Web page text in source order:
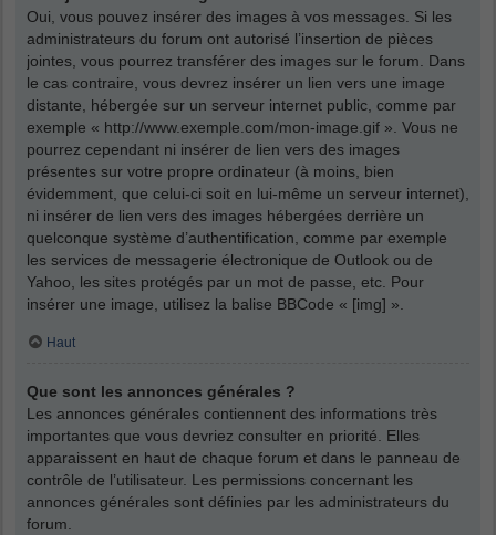
Oui, vous pouvez insérer des images à vos messages. Si les
administrateurs du forum ont autorisé l’insertion de pièces
jointes, vous pourrez transférer des images sur le forum. Dans
le cas contraire, vous devrez insérer un lien vers une image
distante, hébergée sur un serveur internet public, comme par
exemple « http://www.exemple.com/mon-image.gif ». Vous ne
pourrez cependant ni insérer de lien vers des images
présentes sur votre propre ordinateur (à moins, bien
évidemment, que celui-ci soit en lui-même un serveur internet),
ni insérer de lien vers des images hébergées derrière un
quelconque système d’authentification, comme par exemple
les services de messagerie électronique de Outlook ou de
Yahoo, les sites protégés par un mot de passe, etc. Pour
insérer une image, utilisez la balise BBCode « [img] ».
Haut
Que sont les annonces générales ?
Les annonces générales contiennent des informations très
importantes que vous devriez consulter en priorité. Elles
apparaissent en haut de chaque forum et dans le panneau de
contrôle de l’utilisateur. Les permissions concernant les
annonces générales sont définies par les administrateurs du
forum.